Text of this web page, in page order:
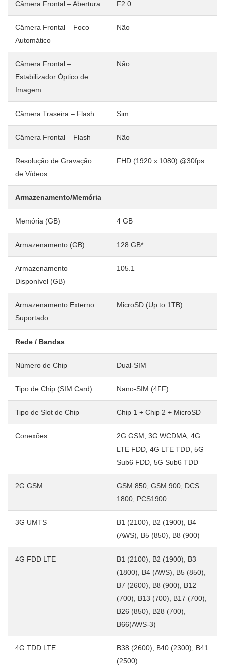
Câmera Frontal – Abertura F2.0
Câmera Frontal – Foco
Automático
Não
Câmera Frontal –
Estabilizador Óptico de
Imagem
Não
Câmera Traseira – Flash Sim
Câmera Frontal – Flash Não
Resolução de Gravação
de Vídeos
FHD (1920 x 1080) @30fps
Armazenamento/Memória
Memória (GB) 4 GB
Armazenamento (GB) 128 GB*
Armazenamento
Disponível (GB)
105.1
Armazenamento Externo
Suportado
MicroSD (Up to 1TB)
Rede / Bandas
Número de Chip Dual-SIM
Tipo de Chip (SIM Card) Nano-SIM (4FF)
Tipo de Slot de Chip Chip 1 + Chip 2 + MicroSD
Conexões
2G GSM, 3G WCDMA, 4G
LTE FDD, 4G LTE TDD, 5G
Sub6 FDD, 5G Sub6 TDD
2G GSM
GSM 850, GSM 900, DCS
1800, PCS1900
3G UMTS
B1 (2100), B2 (1900), B4
(AWS), B5 (850), B8 (900)
4G FDD LTE
B1 (2100), B2 (1900), B3
(1800), B4 (AWS), B5 (850),
B7 (2600), B8 (900), B12
(700), B13 (700), B17 (700),
B26 (850), B28 (700),
B66(AWS-3)
4G TDD LTE
B38 (2600), B40 (2300), B41
(2500)